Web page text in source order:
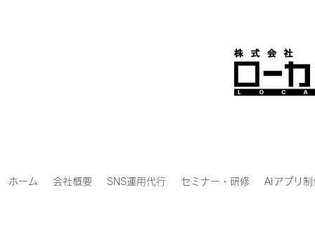
ホーム 会社概要 SNS運用代行 セミナー・研修 AIアプリ制